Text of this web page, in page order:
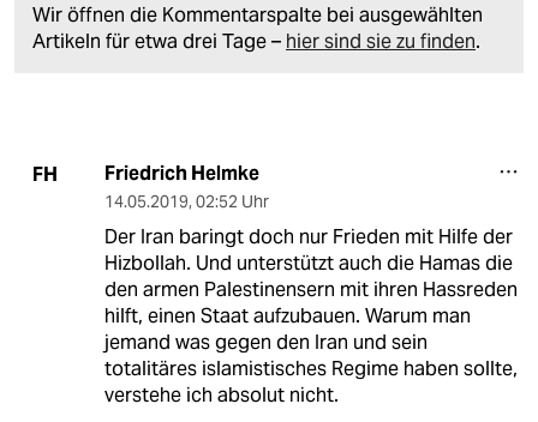
Wir öffnen die Kommentarspalte bei ausgewählten
Artikeln für etwa drei Tage – hier sind sie zu finden.
FH Friedrich Helmke
14.05.2019, 02:52 Uhr
Der Iran baringt doch nur Frieden mit Hilfe der
Hizbollah. Und unterstützt auch die Hamas die
den armen Palestinensern mit ihren Hassreden
hilft, einen Staat aufzubauen. Warum man
jemand was gegen den Iran und sein
totalitäres islamistisches Regime haben sollte,
verstehe ich absolut nicht.